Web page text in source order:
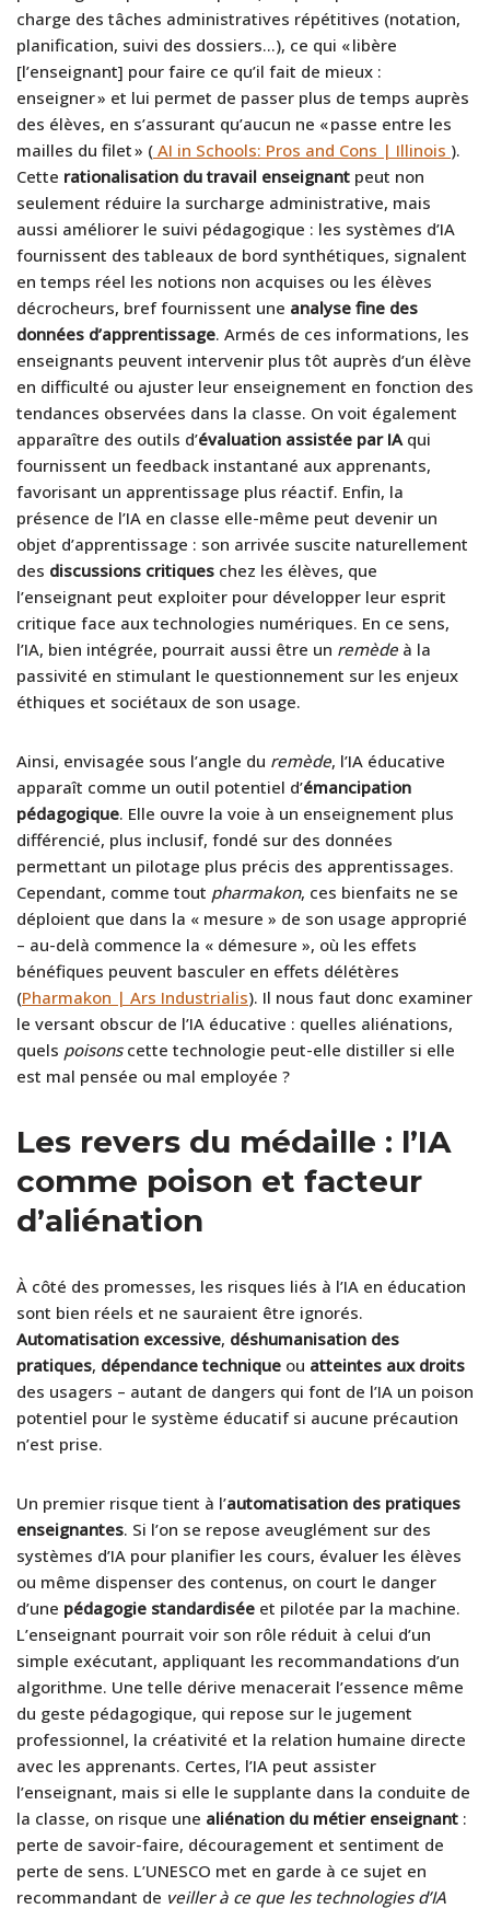
charge des tâches administratives répétitives (notation,
planification, suivi des dossiers…), ce qui « libère
[l’enseignant] pour faire ce qu’il fait de mieux :
enseigner » et lui permet de passer plus de temps auprès
des élèves, en s’assurant qu’aucun ne « passe entre les
mailles du filet » ( AI in Schools: Pros and Cons | Illinois ).
Cette rationalisation du travail enseignant peut non
seulement réduire la surcharge administrative, mais
aussi améliorer le suivi pédagogique : les systèmes d’IA
fournissent des tableaux de bord synthétiques, signalent
en temps réel les notions non acquises ou les élèves
décrocheurs, bref fournissent une analyse fine des
données d’apprentissage. Armés de ces informations, les
enseignants peuvent intervenir plus tôt auprès d’un élève
en difficulté ou ajuster leur enseignement en fonction des
tendances observées dans la classe. On voit également
apparaître des outils d’évaluation assistée par IA qui
fournissent un feedback instantané aux apprenants,
favorisant un apprentissage plus réactif. Enfin, la
présence de l’IA en classe elle-même peut devenir un
objet d’apprentissage : son arrivée suscite naturellement
des discussions critiques chez les élèves, que
l’enseignant peut exploiter pour développer leur esprit
critique face aux technologies numériques. En ce sens,
l’IA, bien intégrée, pourrait aussi être un remède à la
passivité en stimulant le questionnement sur les enjeux
éthiques et sociétaux de son usage.
Ainsi, envisagée sous l’angle du remède, l’IA éducative
apparaît comme un outil potentiel d’émancipation
pédagogique. Elle ouvre la voie à un enseignement plus
différencié, plus inclusif, fondé sur des données
permettant un pilotage plus précis des apprentissages.
Cependant, comme tout pharmakon, ces bienfaits ne se
déploient que dans la « mesure » de son usage approprié
– au-delà commence la « démesure », où les effets
bénéfiques peuvent basculer en effets délétères
(Pharmakon | Ars Industrialis). Il nous faut donc examiner
le versant obscur de l’IA éducative : quelles aliénations,
quels poisonscette technologie peut-elle distiller si elle
est mal pensée ou mal employée ?
Les revers du médaille : l’IA
comme poison et facteur
d’aliénation
À côté des promesses, les risques liés à l’IA en éducation
sont bien réels et ne sauraient être ignorés.
Automatisation excessive, déshumanisation des
pratiques, dépendance technique ou atteintes aux droits
des usagers – autant de dangers qui font de l’IA un poison
potentiel pour le système éducatif si aucune précaution
n’est prise.
Un premier risque tient à l’automatisation des pratiques
enseignantes. Si l’on se repose aveuglément sur des
systèmes d’IA pour planifier les cours, évaluer les élèves
ou même dispenser des contenus, on court le danger
d’une pédagogie standardisée et pilotée par la machine.
L’enseignant pourrait voir son rôle réduit à celui d’un
simple exécutant, appliquant les recommandations d’un
algorithme. Une telle dérive menacerait l’essence même
du geste pédagogique, qui repose sur le jugement
professionnel, la créativité et la relation humaine directe
avec les apprenants. Certes, l’IA peut assister
l’enseignant, mais si elle le supplante dans la conduite de
la classe, on risque une aliénation du métier enseignant :
perte de savoir-faire, découragement et sentiment de
perte de sens. L’UNESCO met en garde à ce sujet en
recommandant de veiller à ce que les technologies d’IA